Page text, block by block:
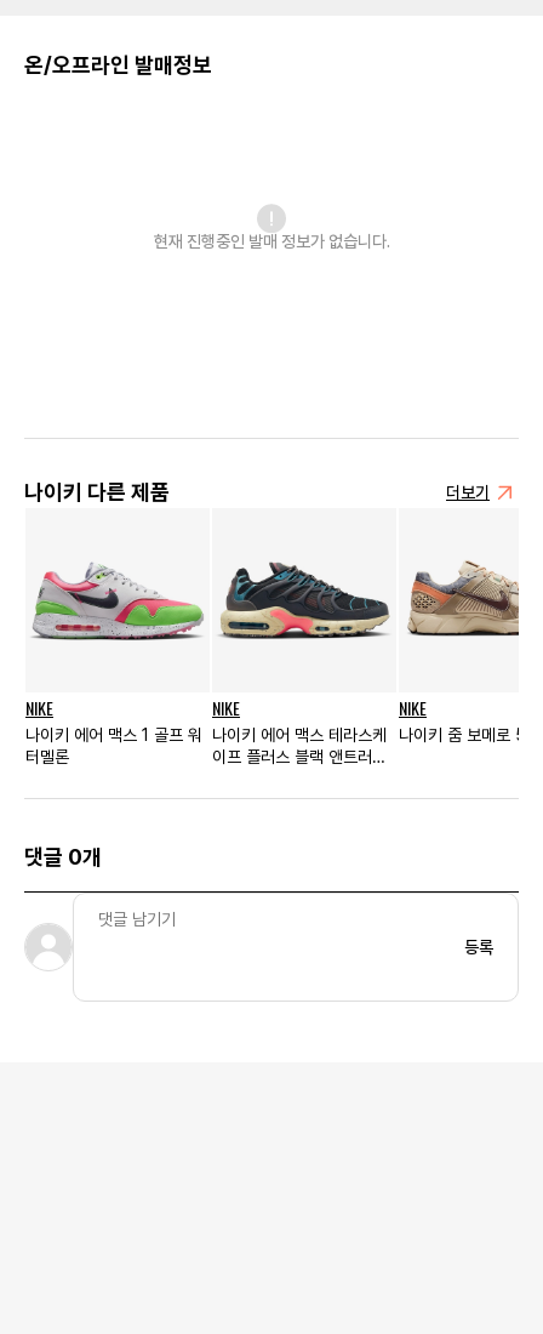
온/오프라인 발매정보
현재 진행중인 발매 정보가 없습니다.
나이키 다른 제품 더보기
NIKE
나이키 에어 맥스 1 골프 워
터멜론
NIKE
나이키 에어 맥스 테라스케
이프 플러스 블랙 앤트러사
NIKE
나이키 줌 보메로 5
댓글 0개
등록